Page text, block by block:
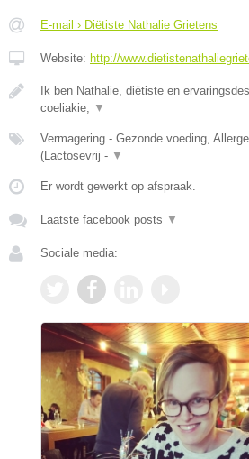
E-mail › Diëtiste Nathalie Grietens
Website: http://
Ik ben Nathalie, diëtiste en
coeliakie, ▼
Vermagering - Gezonde voeding,
(Lactosevrij - ▼
Er wordt gewerkt op afspraak.
Laatste facebook posts ▼
Sociale media: